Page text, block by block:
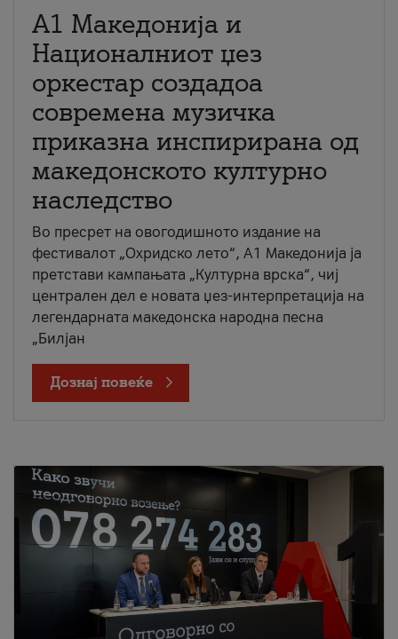
А1 Македонија и
Националниот џез
оркестар создадоа
современа музичка
приказна инспирирана од
македонското културно
наследство
Во пресрет на овогодишното издание на
фестивалот „Охридско лето“, А1 Македонија ја
претстави кампањата „Културна врска“, чиј
централен дел е новата џез-интерпретација на
легендарната македонска народна песна
„Билјан
Дознај повеќе